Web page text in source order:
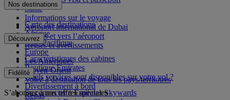
Santé
Informations sur le voyage
Aéroport international de Dubai
Depuis et vers l’aéroport
Règles et avertissements
Nos destinations
Carte des destinations
Afrique
Asie-Pacifique
Europe
Les Amériques
Moyen-Orient
Volez à destination de tous les pays/territoires
Découvrez
Caractéristiques des cabines
Boutique Emirates
Quels services sont disponibles sur votre vol ?
Divertissement à bord
Repas
Fidélité
Se connecter à Emirates Skywards
S’abonner à nos offres spéciales